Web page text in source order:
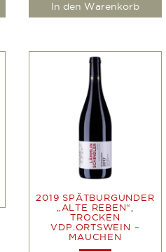
In den Warenkorb
2019 SPÄTBURGUNDER
„ALTE REBEN“,
TROCKEN
VDP.ORTSWEIN –
MAUCHEN